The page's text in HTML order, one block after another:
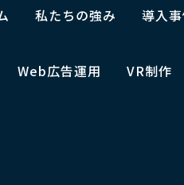
私たちの強み 導入
Web広告運用 VR制作